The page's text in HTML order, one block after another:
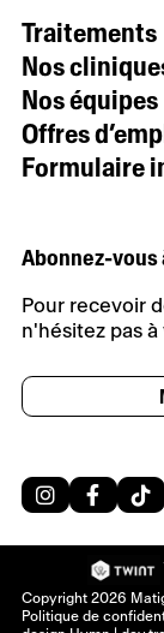
Traitements
Nos
Nos équipes
Offres
Formulaire
Abonnez-
Pour recevoir
n'hésitez pas
Copyright 2026
Politique de